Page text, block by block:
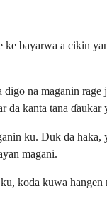
bayarwa a cikin
na maganin
kanta tana
ku. Duk da
magani.
koda kuwa